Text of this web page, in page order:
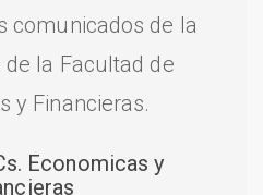
comunicados de la
la Facultad de
y Financieras.
Economicas y